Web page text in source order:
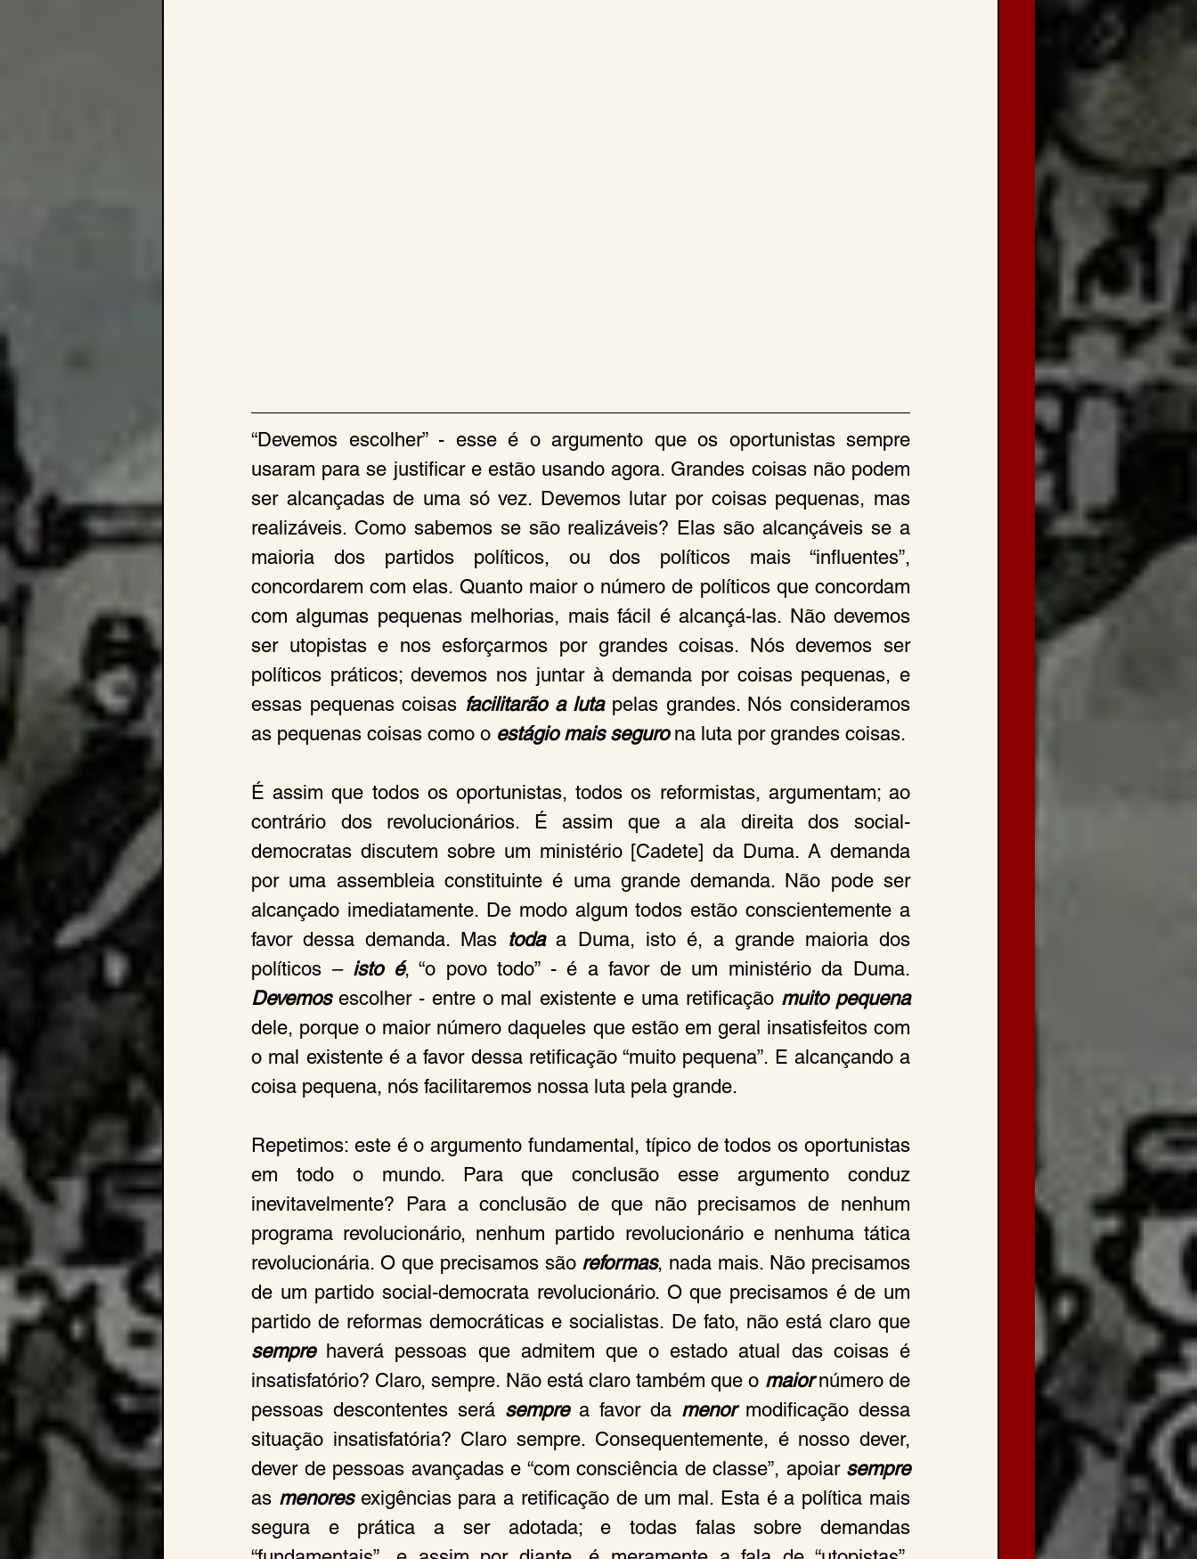
“Devemos escolher” - esse é o argumento que os oportunistas sempre
usaram para se justificar e estão usando agora. Grandes coisas não podem
ser alcançadas de uma só vez. Devemos lutar por coisas pequenas, mas
realizáveis. Como sabemos se são realizáveis? Elas são alcançáveis se a
maioria dos partidos políticos, ou dos políticos mais “influentes”,
concordarem com elas. Quanto maior o número de políticos que concordam
com algumas pequenas melhorias, mais fácil é alcançá-las. Não devemos
ser utopistas e nos esforçarmos por grandes coisas. Nós devemos ser
políticos práticos; devemos nos juntar à demanda por coisas pequenas, e
essas pequenas coisas facilitarão a luta pelas grandes. Nós consideramos
as pequenas coisas como o estágio mais seguro na luta por grandes coisas.
É assim que todos os oportunistas, todos os reformistas, argumentam; ao
contrário dos revolucionários. É assim que a ala direita dos social-
democratas discutem sobre um ministério [Cadete] da Duma. A demanda
por uma assembleia constituinte é uma grande demanda. Não pode ser
alcançado imediatamente. De modo algum todos estão conscientemente a
favor dessa demanda. Mas toda a Duma, isto é, a grande maioria dos
políticos – isto é
Devemos escolher - entre o mal existente e uma retificação muito pequena
dele, porque o maior número daqueles que estão em geral insatisfeitos com
o mal existente é a favor dessa retificação “muito pequena”. E alcançando a
coisa pequena, nós facilitaremos nossa luta pela grande.
Repetimos: este é o argumento fundamental, típico de todos os oportunistas
em todo o mundo. Para que conclusão esse argumento conduz
inevitavelmente? Para a conclusão de que não precisamos de nenhum
programa revolucionário, nenhum partido revolucionário e nenhuma tática
revolucionária. O que precisamos são reformas, nada mais. Não precisamos
de um partido social-democrata revolucionário. O que precisamos é de um
sempre haverá pessoas que admitem que o estado atual das coisas é
insatisfatório? Claro, sempre. Não está claro também que o maior número de
pessoas descontentes será sempre a favor da menor modificação dessa
situação insatisfatória? Claro sempre. Consequentemente, é nosso dever,
dever de pessoas avançadas e “com consciência de classe”, apoiar sempre
as menores exigências para a retificação de um mal. Esta é a política mais
segura e prática a ser adotada; e todas falas sobre demandas